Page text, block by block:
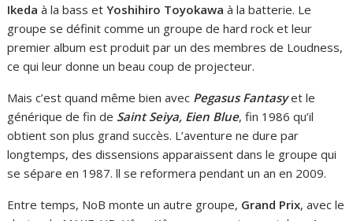
Ikeda à la bass etYoshihiro Toyokawa à la batterie. Le
groupe se définit comme un groupe de hard rock et leur
premier album est produit par un des membres de Loudness,
ce qui leur donne un beau coup de projecteur.
Mais c’est quand même bien avec Pegasus Fantasyet le
générique de fin de Saint Seiya, Eien Blue, fin 1986 qu’il
obtient son plus grand succès. L’aventure ne dure par
longtemps, des dissensions apparaissent dans le groupe qui
se sépare en 1987. ll se reformera pendant un an en 2009.
Entre temps, NoB monte un autre groupe, Grand Prix, avec le